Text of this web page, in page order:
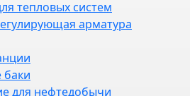
тепловых систем
арматура
для нефтедобычи